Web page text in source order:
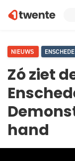
NIEUWS ENSCHEDE
Zó ziet
hand